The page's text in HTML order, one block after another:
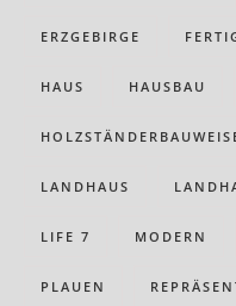
ERZGEBIRGE
HAUS HAUSBAU
LANDHAUS
LIFE 7 MODERN
PLAUEN